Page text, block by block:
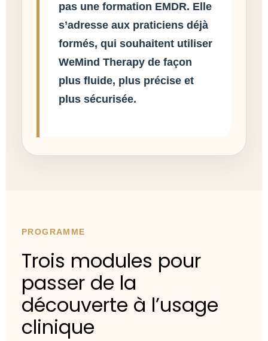
pas une formation EMDR. Elle
s’adresse aux praticiens déjà
formés, qui souhaitent utiliser
WeMind Therapy de façon
plus fluide, plus précise et
plus sécurisée.
PROGRAMME
Trois modules pour
passer de la
découverte à l’usage
clinique